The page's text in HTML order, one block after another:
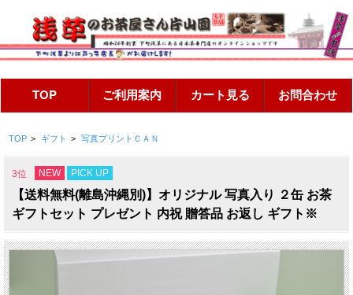
TOP > ギフト > 写真プリントＣＡＮ
3位 NEW PICK UP
【送料無料(離島沖縄別)】オリジナル 写真入り ２缶 お茶
ギフトセット プレゼント 内祝 贈答品 お返し ギフト※